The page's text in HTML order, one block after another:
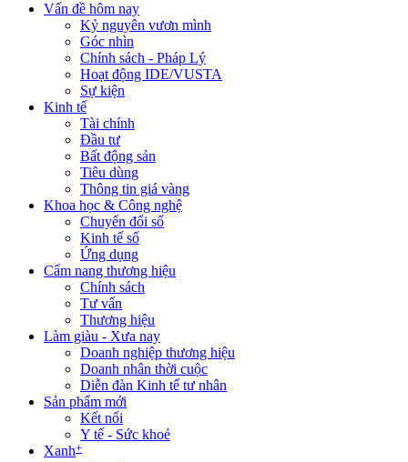
Vấn đề hôm nay
Kỷ nguyên vươn mình
Góc nhìn
Chính sách - Pháp Lý
Hoạt động IDE/VUSTA
Sự kiện
Kinh tế
Tài chính
Đầu tư
Bất động sản
Tiêu dùng
Thông tin giá vàng
Khoa học & Công nghệ
Chuyển đổi số
Kinh tế số
Ứng dụng
Cẩm nang thương hiệu
Chính sách
Tư vấn
Thương hiệu
Làm giàu - Xưa nay
Doanh nghiệp thương hiệu
Doanh nhân thời cuộc
Diễn đàn Kinh tế tư nhân
Sản phẩm mới
Kết nối
Y tế - Sức khoẻ
Xanh+